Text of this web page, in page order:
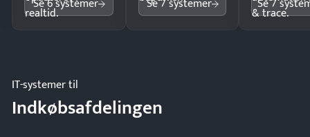
realtid.
Se 6 systemer Se 7 systemer
& trace.
Se 7
IT-systemer til
Indkøbsafdelingen